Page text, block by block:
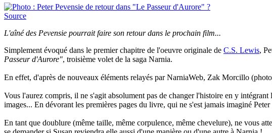
Source
L'aîné des Pevensie pourrait faire son retour dans le prochain film...
Simplement évoqué dans le premier chapitre de l'oeuvre originale de C.S. Lewis,
Passeur d'Aurore", troisième volet de la saga Narnia.
En effet, d'après de nouveaux éléments relayés par NarniaWeb, Zak Morcillo
Vous l'aurez compris, il ne s'agit absolument pas de changer l'histoire en y intégrant
images... En dévorant les premières pages du livre, qui ne s'est jamais imaginé
En tant que doublure (même taille, même corpulence, même chevelure), ne vous